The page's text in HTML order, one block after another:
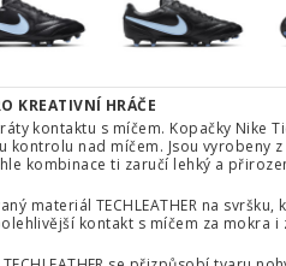
KREATIVNÍ HRÁČE
kontaktu s míčem. Kopačky Nike
nad míčem. Jsou vyrobeny z
kombinace ti zaručí lehký a
materiál TECHLEATHER na
kontakt s míčem za mokra i